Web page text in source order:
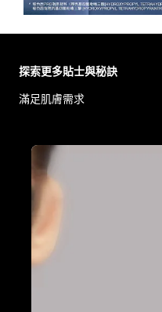
探索更多貼士與秘訣
滿足肌膚需求